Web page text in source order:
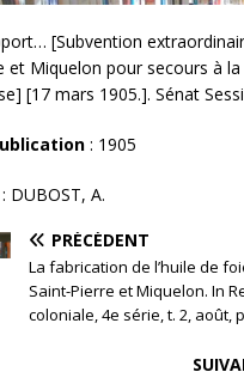
[Subvention
et Miquelon pour secours à
[17 mars 1905.]. Sénat
: 1905
: DUBOST, A.
PRÉCÉDENT
La fabrication de l’huile de
Saint-Pierre et Miquelon. In
coloniale, 4e série, t. 2, août,